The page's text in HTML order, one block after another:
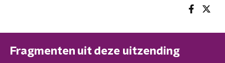
Fragmenten uit deze uitzending